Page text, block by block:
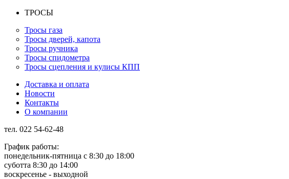
ТРОСЫ
Тросы газа
Тросы дверей, капота
Тросы ручника
Тросы спидометра
Тросы сцепления и кулисы КПП
Доставка и оплата
Новости
Контакты
О компании
тел. 022 54-62-48
График работы:
понедельник-пятница с 8:30 до 18:00
суботта 8:30 до 14:00
воскресенье - выходной